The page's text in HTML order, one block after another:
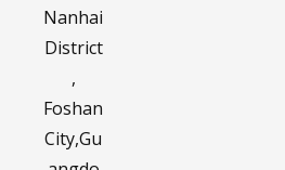
Nanhai
District
,
Foshan
City,Gu